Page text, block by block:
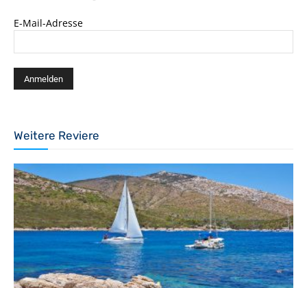
E-Mail-Adresse
Weitere Reviere